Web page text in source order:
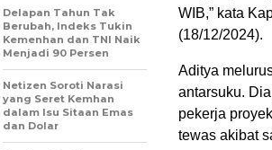
WIB,” kata
(18/12/2024).
Aditya
antarsuku.
pekerja
tewas akibat
Delapan Tahun Tak
Berubah, Indeks Tukin
Kemenhan dan TNI Naik
Menjadi 90 Persen
Netizen Soroti Narasi
yang Seret Kemhan
dalam Isu Sitaan Emas
dan Dolar